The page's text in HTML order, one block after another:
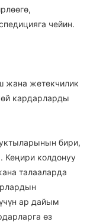
чейин.
жана жетекчилик
кардарларды
бири,
Кеңири колдонуу
талааларда
ар дайым
өз